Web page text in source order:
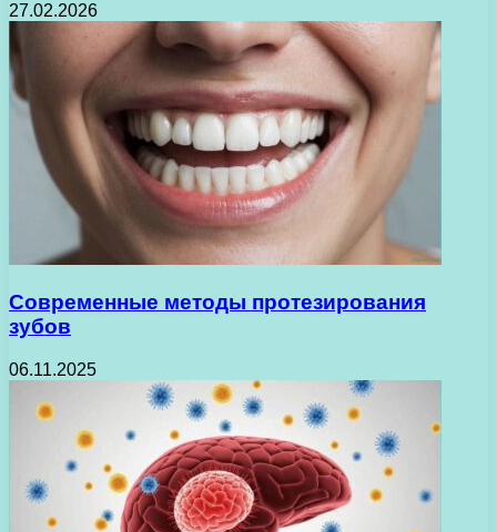
27.02.2026
Современные методы протезирования
зубов
06.11.2025